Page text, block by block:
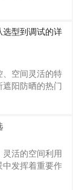
不小于2.5米，避
定制设计、材
方面，梳理关键
用的夜间经营
求与空间规划
品类型确定帐
、小吃）建议
间）；服饰/饰品
与试衣区）。
选型到调试的详
、空间灵活的特
阳防晒的热门
到调试维护，
点，助您轻松
准备：选址、测
遮阳篷需固定
砖墙上，避免安
的表面；避障
止篷布收缩时
活的空间利用
中发挥着重要作